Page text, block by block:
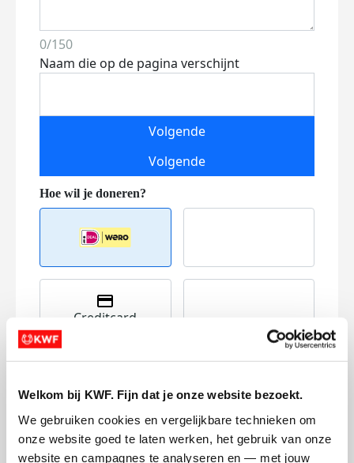
Welkom bij KWF. Fijn dat je onze website bezoekt.
We gebruiken cookies en vergelijkbare technieken om
onze website goed te laten werken, het gebruik van onze
website en campagnes te analyseren en — met jouw
0/150
Naam die op de pagina verschijnt
Volgende
Volgende
Creditcard
Referentie